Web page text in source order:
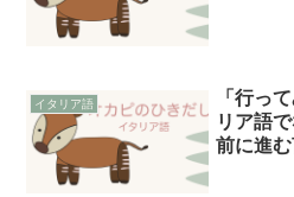
イタリア語
「行っ
リア語
前に進